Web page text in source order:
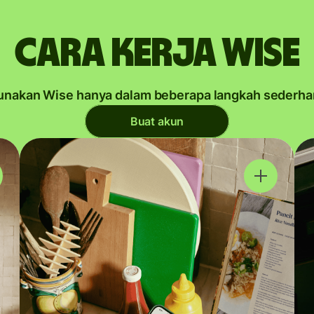
Cara kerja Wise
Wise hanya dalam beberapa langkah
Buat akun